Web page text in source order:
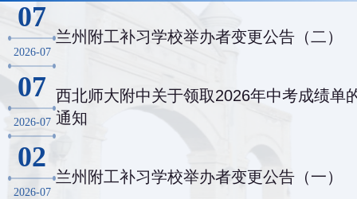
07
2026-07
兰州附工补习学校举办者变更公告（二）
07
2026-07
西北师大附中关于领取2026年中考成绩单
通知
02
2026-07
兰州附工补习学校举办者变更公告（一）